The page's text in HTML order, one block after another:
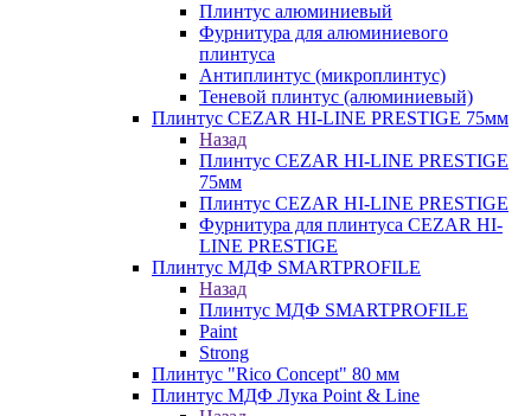
Плинтус алюминиевый
Фурнитура для алюминиевого
плинтуса
Антиплинтус (микроплинтус)
Теневой плинтус (алюминиевый)
Плинтус CEZAR HI-LINE PRESTIGE 75мм
Назад
Плинтус CEZAR HI-LINE PRESTIGE
75мм
Плинтус CEZAR HI-LINE PRESTIGE
Фурнитура для плинтуса CEZAR HI-
LINE PRESTIGE
Плинтус МДФ SMARTPROFILE
Назад
Плинтус МДФ SMARTPROFILE
Paint
Strong
Плинтус "Rico Concept" 80 мм
Плинтус МДФ Лука Point & Line